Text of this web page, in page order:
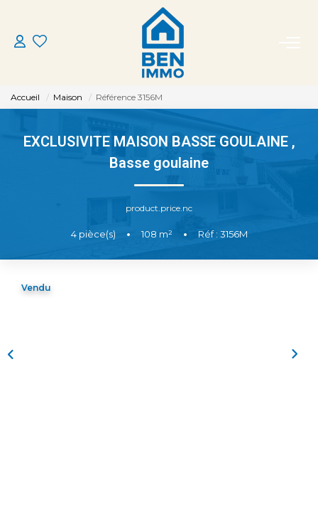
ACHETER
LOUER
ESTIMER
CONTACT
Accueil Maison Référence 3156M
EXCLUSIVITE MAISON BASSE GOULAINE ,
Basse goulaine
product.price.nc
4pièce(s) • 108 m² • Réf : 3156M
Vendu